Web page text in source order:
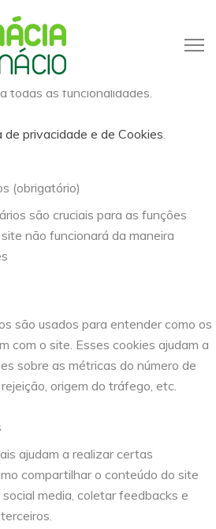
preferências de
website.
estritamente necessários,
lhe oferecer uma boa experiência
todas as funcionalidades.
de privacidade e de Cookies.
(obrigatório)
são cruciais para as funções
não funcionará da maneira
são usados para entender como os
com o site. Esses cookies ajudam a
sobre as métricas do número de
origem do tráfego, etc.
ajudam a realizar certas
compartilhar o conteúdo do site
media, coletar feedbacks e